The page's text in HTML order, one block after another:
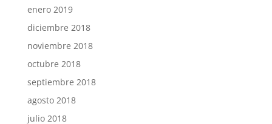
enero 2019
diciembre 2018
noviembre 2018
octubre 2018
septiembre 2018
agosto 2018
julio 2018